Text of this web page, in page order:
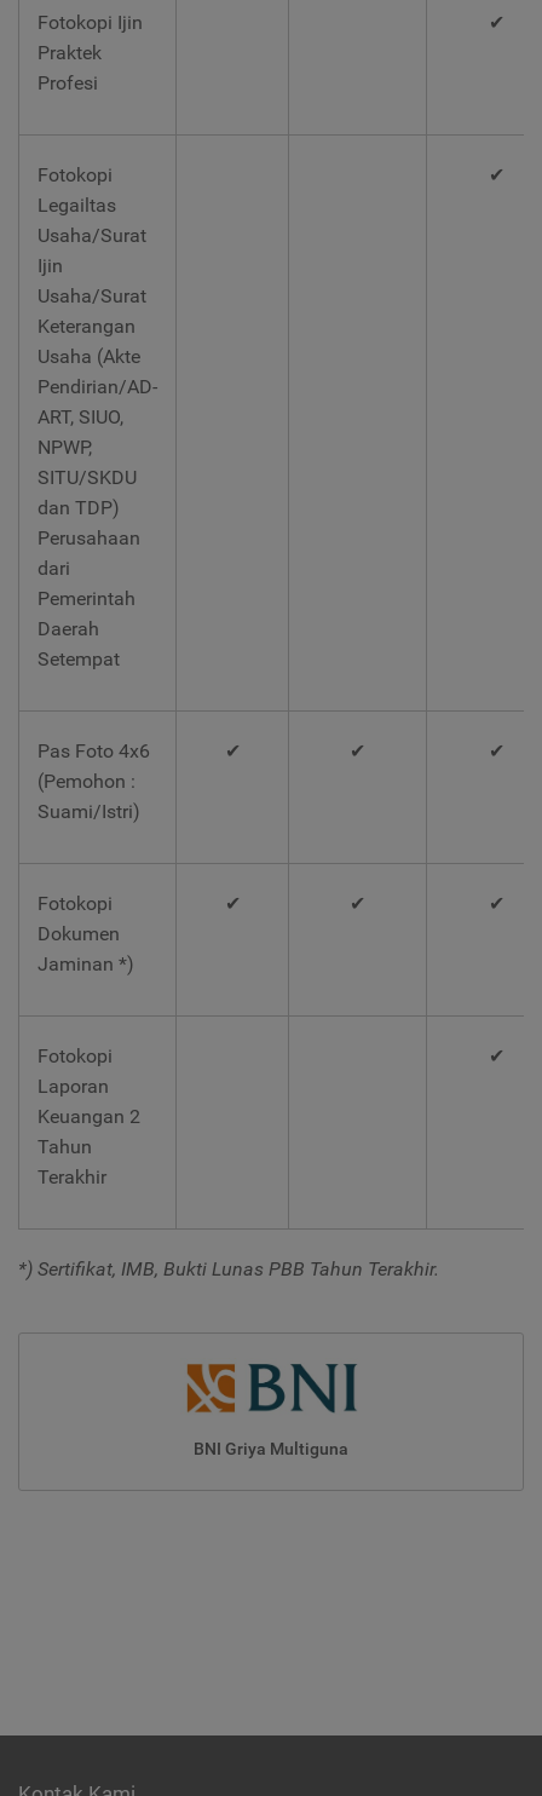
Fotokopi Ijin
Praktek
Profesi
✔
Fotokopi
Legailtas
Usaha/Surat
Ijin
Usaha/Surat
Keterangan
Usaha (Akte
Pendirian/AD-
ART, SIUO,
NPWP,
SITU/SKDU
dan TDP)
Perusahaan
dari
Pemerintah
Daerah
Setempat
✔
Pas Foto 4x6
(Pemohon :
Suami/Istri)
✔ ✔ ✔
Fotokopi
Dokumen
Jaminan *)
✔ ✔ ✔
Fotokopi
Laporan
Keuangan 2
Tahun
Terakhir
✔
*) Sertifikat, IMB, Bukti Lunas PBB Tahun Terakhir.
BNI Griya Multiguna